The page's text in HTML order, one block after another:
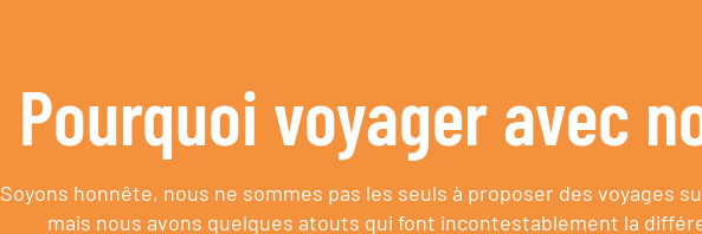
Pourquoi voyager avec
Soyons honnête, nous ne sommes pas les seuls à proposer des voyages
mais nous avons quelques atouts qui font incontestablement la